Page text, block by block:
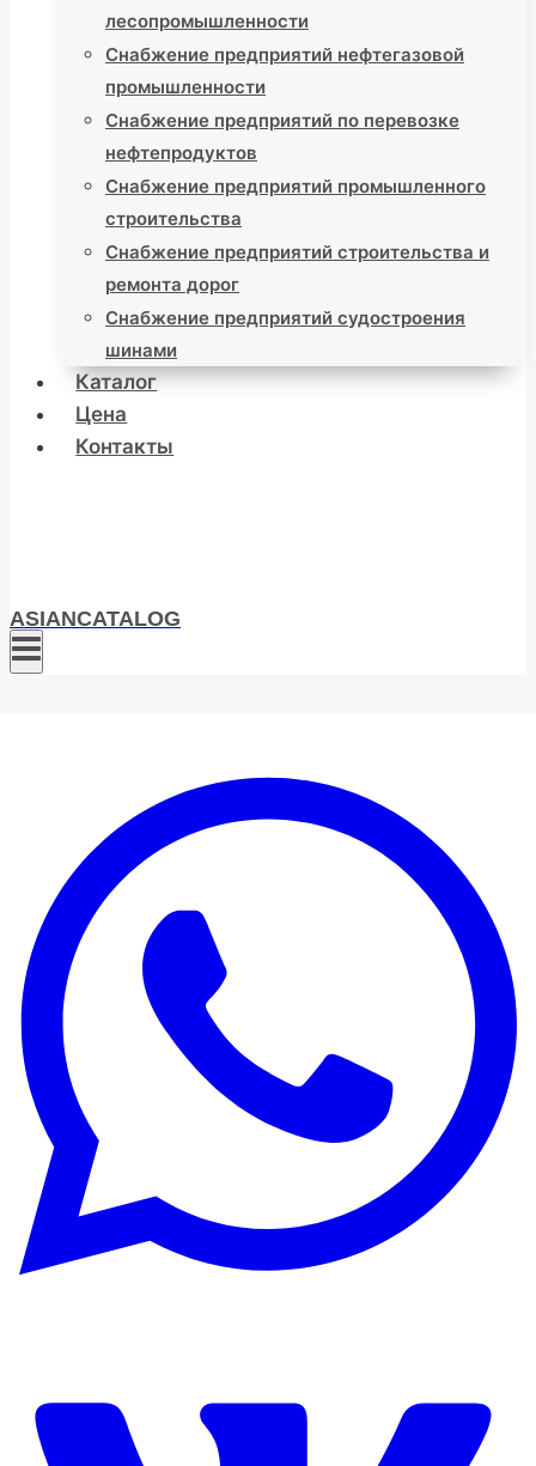
лесопромышленности
Снабжение предприятий нефтегазовой
промышленности
Снабжение предприятий по перевозке
нефтепродуктов
Снабжение предприятий промышленного
строительства
Снабжение предприятий строительства и
ремонта дорог
Снабжение предприятий судостроения
шинами
Каталог
Цена
Контакты
ASIANCATALOG